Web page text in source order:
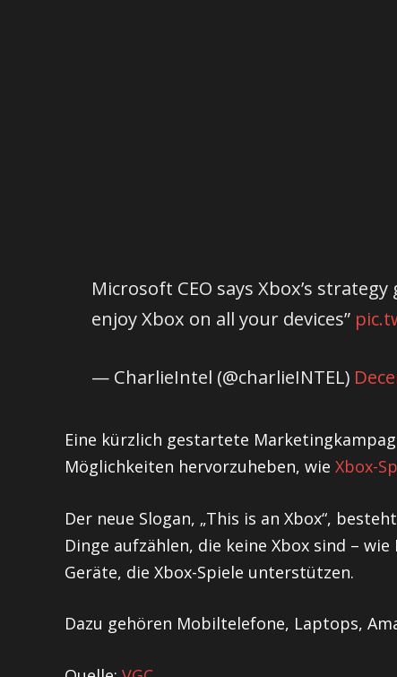
Microsoft CEO says Xbox’s
enjoy Xbox on all your devices”
— CharlieIntel (@charlieINTEL)
Eine kürzlich gestartete
Möglichkeiten hervorzuheben, wie Xbox-
Der neue Slogan, „This is an Xbox“,
Dinge aufzählen, die keine Xbox sind –
Geräte, die Xbox-Spiele unterstützen.
Dazu gehören Mobiltelefone, Laptops,